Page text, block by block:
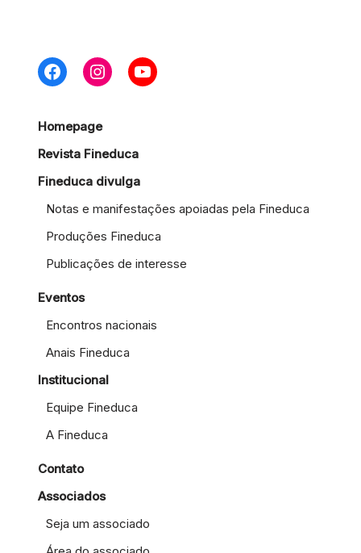
Homepage
Revista Fineduca
Fineduca divulga
Notas e manifestações apoiadas pela Fineduca
Produções Fineduca
Publicações de interesse
Eventos
Encontros nacionais
Anais Fineduca
Institucional
Equipe Fineduca
A Fineduca
Contato
Associados
Seja um associado